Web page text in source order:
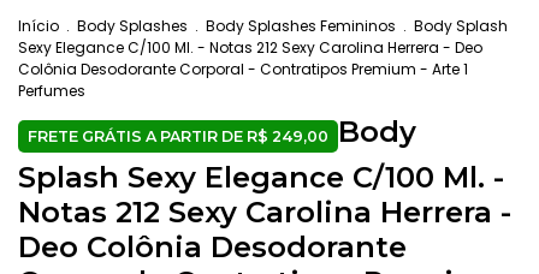
Início . Body Splashes . Body Splashes Femininos . Body Splash
Sexy Elegance C/100 Ml. - Notas 212 Sexy Carolina Herrera - Deo
Colônia Desodorante Corporal - Contratipos Premium - Arte 1
Perfumes
Body
Splash Sexy Elegance C/100 Ml. -
Notas 212 Sexy Carolina Herrera -
Deo Colônia Desodorante